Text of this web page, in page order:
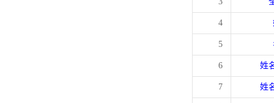
4
5
6 姓
7 姓